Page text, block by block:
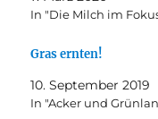
In "Die Milch im
Gras ernten!
10. September 2019
In "Acker und